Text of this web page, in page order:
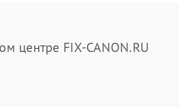
центре FIX-CANON.RU